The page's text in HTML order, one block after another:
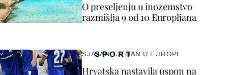
SPORT
SJAJAN TJEDAN U EUROPI
Hrvatska nastavila uspon na
O preseljenju u inozemstvo
razmišlja 9 od 10 Europljana